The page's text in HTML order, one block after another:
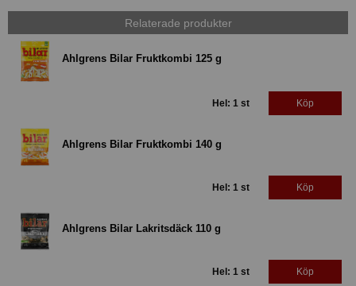
Relaterade produkter
Ahlgrens Bilar Fruktkombi 125 g
Hel: 1 st Köp
Ahlgrens Bilar Fruktkombi 140 g
Hel: 1 st Köp
Ahlgrens Bilar Lakritsdäck 110 g
Hel: 1 st Köp